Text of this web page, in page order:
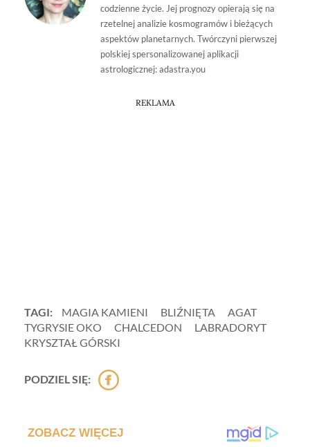
codzienne życie. Jej prognozy opierają się na
rzetelnej analizie kosmogramów i bieżących
aspektów planetarnych. Twórczyni pierwszej
polskiej spersonalizowanej aplikacji
astrologicznej: adastra.you
REKLAMA
TAGI: MAGIA KAMIENI BLIŹNIĘTA
AGAT
TYGRYSIE OKO
CHALCEDON
LABRADORYT
KRYSZTAŁ GÓRSKI
PODZIEL SIĘ: